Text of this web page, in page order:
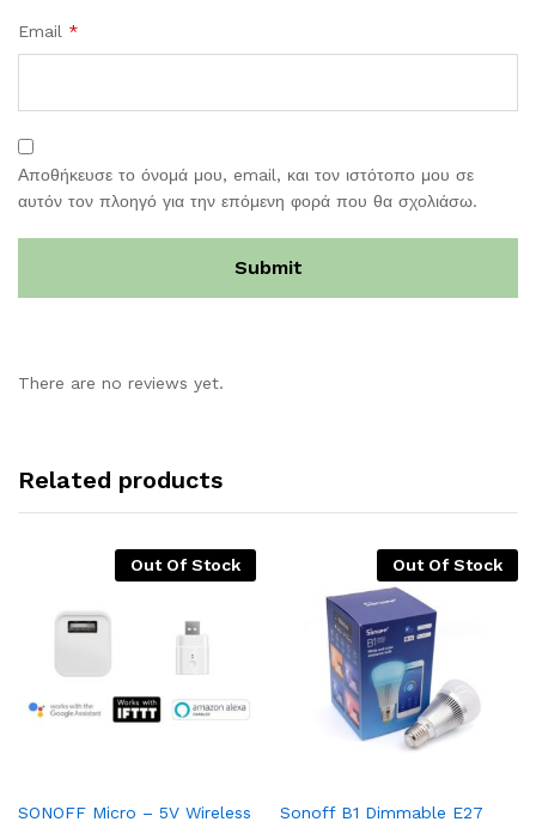
Email *
Αποθήκευσε το όνομά μου, email, και τον ιστότοπο μου σε
αυτόν τον πλοηγό για την επόμενη φορά που θα σχολιάσω.
There are no reviews yet.
Related products
Out Of Stock
SONOFF Micro – 5V Wireless
Out Of Stock
Sonoff B1 Dimmable E27